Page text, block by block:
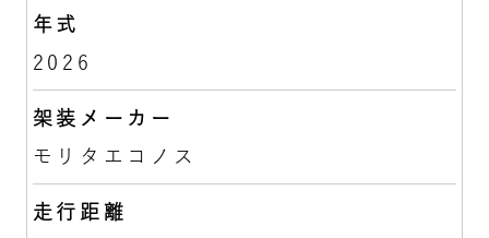
年式
2026
架装メーカー
モリタエコノス
走行距離